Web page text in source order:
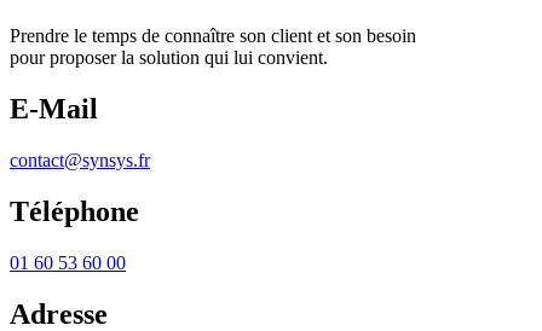
Prendre le temps de connaître son client et son besoin
pour proposer la solution qui lui convient.
E-Mail
contact@synsys.fr
Téléphone
01 60 53 60 00
Adresse